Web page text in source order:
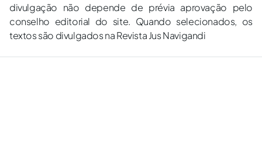
divulgação não depende de prévia aprovação pelo
conselho editorial do site. Quando selecionados, os
textos são divulgados na Revista Jus Navigandi